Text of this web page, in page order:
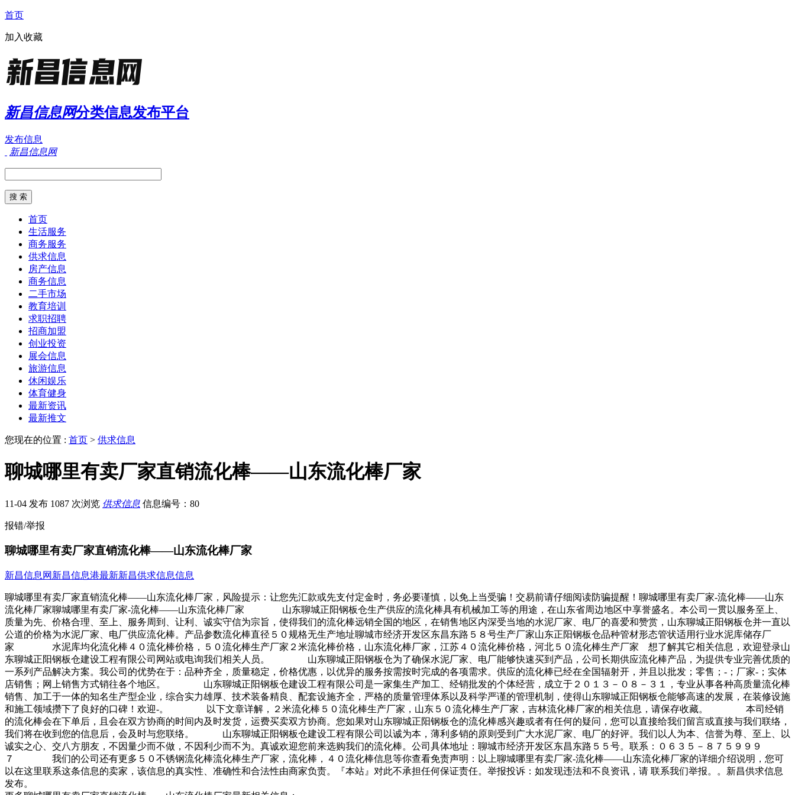
首页
加入收藏
新昌信息网分类信息发布平台
发布信息
新昌信息网
首页
生活服务
商务服务
供求信息
房产信息
商务信息
二手市场
教育培训
求职招聘
招商加盟
创业投资
展会信息
旅游信息
休闲娱乐
体育健身
最新资讯
最新推文
您现在的位置 : 首页 > 供求信息
聊城哪里有卖厂家直销流化棒——山东流化棒厂家
11-04 发布 1087 次浏览 供求信息 信息编号：80
报错/举报
聊城哪里有卖厂家直销流化棒——山东流化棒厂家
新昌信息网 新昌信息港最新新昌供求信息信息
聊城哪里有卖厂家直销流化棒——山东流化棒厂家，风险提示：让您先汇款或先支付定金时，务必要谨慎，以免上当受骗！交易前请仔细阅读防骗提醒！聊城哪里有卖厂家-流化棒——山东
流化棒厂家聊城哪里有卖厂家-流化棒——山东流化棒厂家 山东聊城正阳钢板仓生产供应的流化棒具有机械加工等的用途，在山东省周边地区中享誉盛名。本公司一贯以服务至上、
质量为先、价格合理、至上、服务周到、让利、诚实守信为宗旨，使得我们的流化棒远销全国的地区，在销售地区内深受当地的水泥厂家、电厂的喜爱和赞赏，山东聊城正阳钢板仓并一直以
公道的价格为水泥厂家、电厂供应流化棒。产品参数流化棒直径５０规格无生产地址聊城市经济开发区东昌东路５８号生产厂家山东正阳钢板仓品种管材形态管状适用行业水泥库储存厂
家 水泥库均化流化棒４０流化棒价格，５０流化棒生产厂家２米流化棒价格，山东流化棒厂家，江苏４０流化棒价格，河北５０流化棒生产厂家 想了解其它相关信息，欢迎登录山
东聊城正阳钢板仓建设工程有限公司网站或电询我们相关人员。 山东聊城正阳钢板仓为了确保水泥厂家、电厂能够快速买到产品，公司长期供应流化棒产品，为提供专业完善优质的
一系列产品解决方案。我公司的优势在于：品种齐全，质量稳定，价格优惠，以优异的服务按需按时完成的各项需求。供应的流化棒已经在全国辐射开，并且以批发；零售；-；厂家-；实体
店销售；网上销售方式销往各个地区。 山东聊城正阳钢板仓建设工程有限公司是一家集生产加工、经销批发的个体经营，成立于２０１３－０８－３１，专业从事各种高质量流化棒
销售、加工于一体的知名生产型企业，综合实力雄厚、技术装备精良、配套设施齐全，严格的质量管理体系以及科学严谨的管理机制，使得山东聊城正阳钢板仓能够高速的发展，在装修设施
和施工领域攒下了良好的口碑！欢迎-。 以下文章详解，２米流化棒５０流化棒生产厂家，山东５０流化棒生产厂家，吉林流化棒厂家的相关信息，请保存收藏。 本司经销
的流化棒会在下单后，且会在双方协商的时间内及时发货，运费买卖双方协商。您如果对山东聊城正阳钢板仓的流化棒感兴趣或者有任何的疑问，您可以直接给我们留言或直接与我们联络，
我们将在收到您的信息后，会及时与您联络。 山东聊城正阳钢板仓建设工程有限公司以诚为本，薄利多销的原则受到广大水泥厂家、电厂的好评。我们以人为本、信誉为尊、至上、以
诚实之心、交八方朋友，不因量少而不做，不因利少而不为。真诚欢迎您前来选购我们的流化棒。公司具体地址：聊城市经济开发区东昌东路５５号。联系：０６３５－８７５９９９
７ 我们的公司还有更多５０不锈钢流化棒流化棒生产厂家，流化棒，４０流化棒信息等你查看免责声明：以上聊城哪里有卖厂家-流化棒——山东流化棒厂家的详细介绍说明，您可
以在这里联系这条信息的卖家，该信息的真实性、准确性和合法性由商家负责。『本站』对此不承担任何保证责任。举报投诉：如发现违法和不良资讯，请 联系我们举报。。新昌供求信息
发布。